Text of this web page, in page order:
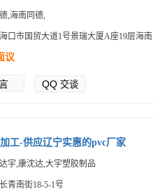
,海南同德,
口市国贸大道1号景瑞大厦A座19层海
议
QQ 交谈
工-供应辽宁实惠的pvc厂家
宇,康沈达,大宇塑胶制品
青南街18-5-1号